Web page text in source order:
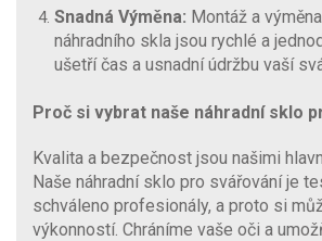
Snadná Výměna: Montáž a
náhradního skla jsou rychlé a
ušetří čas a usnadní údržbu vaší
Proč si vybrat naše náhradní sklo
Kvalita a bezpečnost jsou našimi
Naše náhradní sklo pro svářování je
schváleno profesionály, a proto si
výkonností. Chráníme vaše oči a